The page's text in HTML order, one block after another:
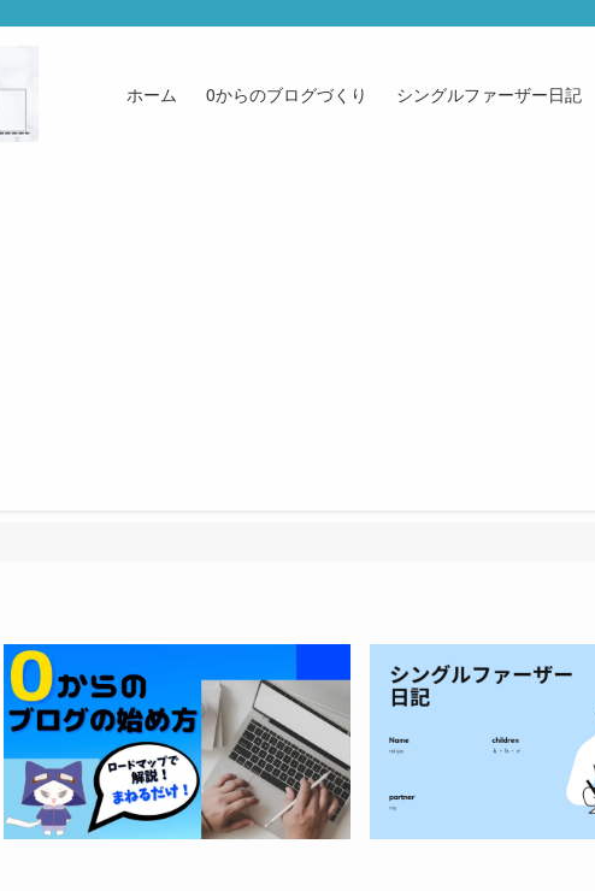
ホーム 0からのブログづくり シングルファーザー日記